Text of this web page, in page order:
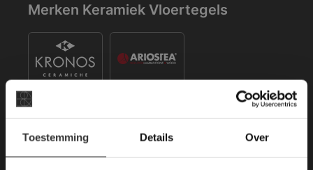
Toestemming Details Over
Merken Keramiek Vloertegels
Merken Keramiek Terrastegels
Deze website maakt
gebruik van cookies.